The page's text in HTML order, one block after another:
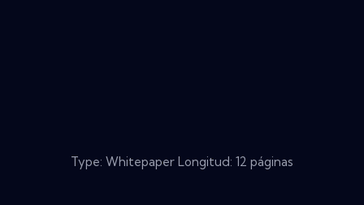
Type: Whitepaper Longitud: 12 páginas